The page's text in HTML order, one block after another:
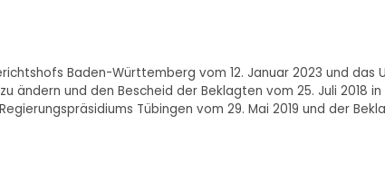
Baden-Württemberg vom 12. Januar 2023 und das
ändern und den Bescheid der Beklagten vom 25. Juli 2018
Tübingen vom 29. Mai 2019 und der